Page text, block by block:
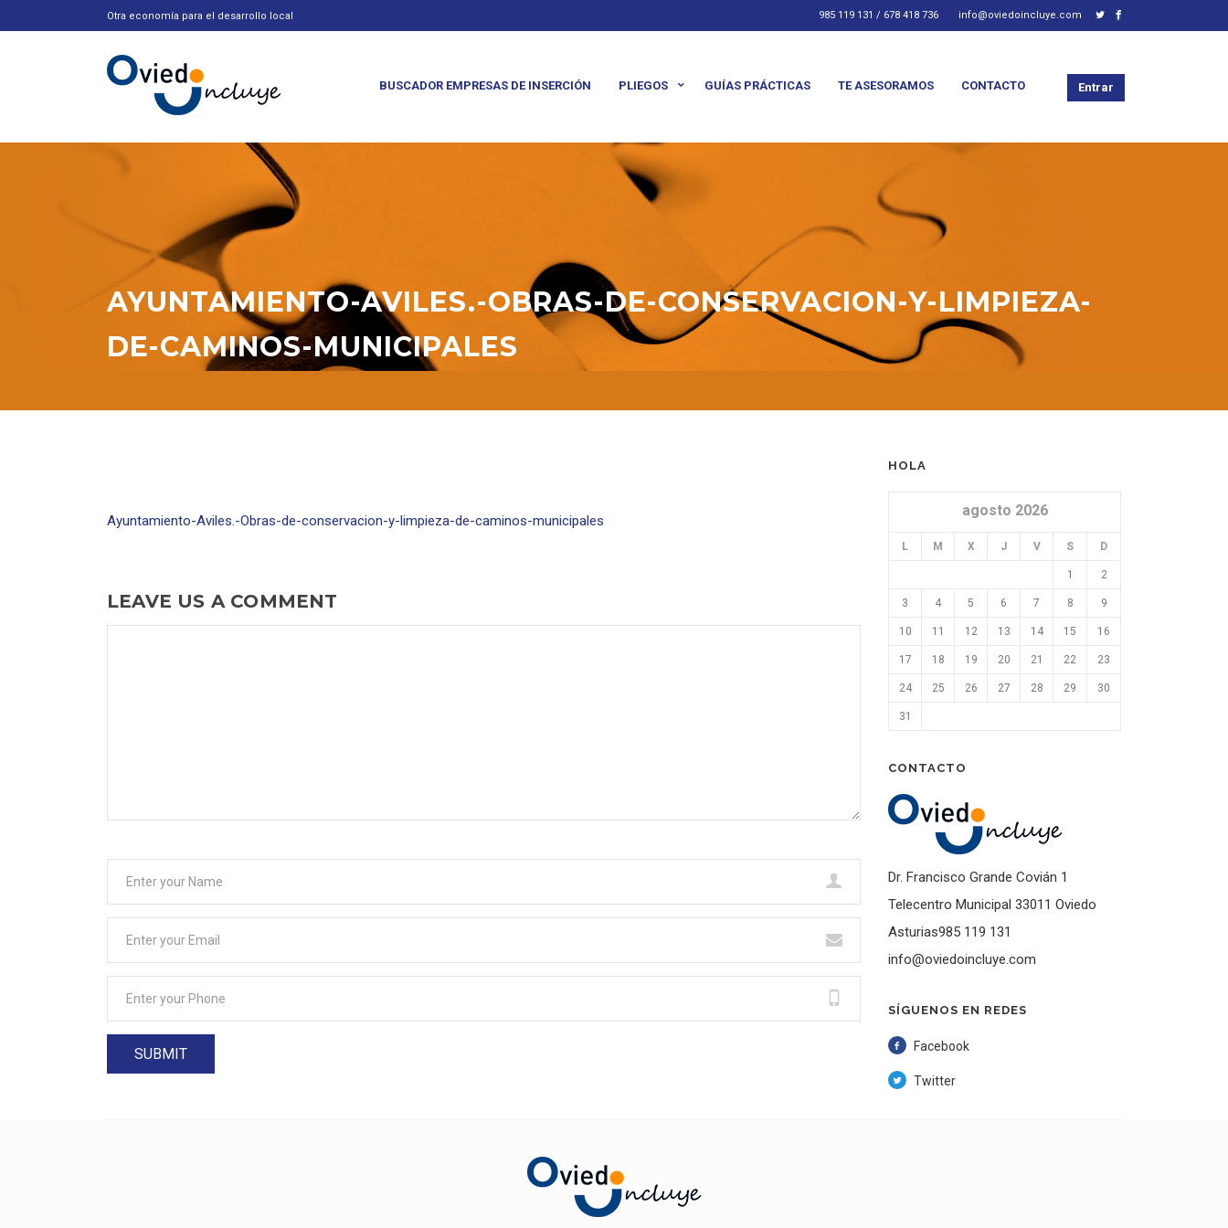
Otra economía para el desarrollo local 985 119 131 / 678 418 736 info@oviedoincluye.com
BUSCADOR EMPRESAS DE INSERCIÓN PLIEGOS GUÍAS PRÁCTICAS TE ASESORAMOS CONTACTO Entrar
AYUNTAMIENTO-AVILES.-OBRAS-DE-CONSERVACION-Y-LIMPIEZA-
DE-CAMINOS-MUNICIPALES
Ayuntamiento-Aviles.-Obras-de-conservacion-y-limpieza-de-caminos-municipales
LEAVE US A COMMENT
HOLA
agosto 2026
L M X J V S D
1 2
3 4 5 6 7 8 9
10 11 12 13 14 15 16
17 18 19 20 21 22 23
24 25 26 27 28 29 30
31
CONTACTO
Dr. Francisco Grande Covián 1
Telecentro Municipal 33011 Oviedo
Asturias985 119 131
info@oviedoincluye.com
SÍGUENOS EN REDES
Facebook
Twitter